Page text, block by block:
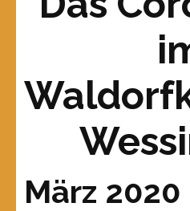
März 2020